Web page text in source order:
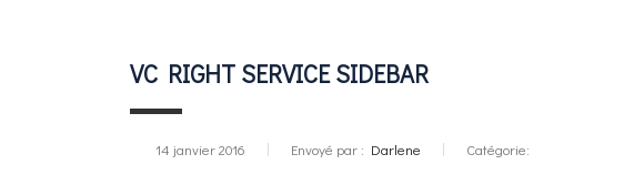
VC RIGHT SERVICE SIDEBAR
14 janvier 2016 Envoyé par : Darlene Catégorie: